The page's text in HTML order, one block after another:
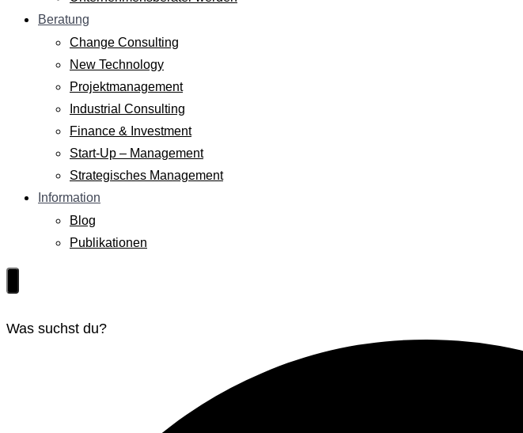
Beratung
Change Consulting
New Technology
Projektmanagement
Industrial Consulting
Finance & Investment
Start-Up – Management
Strategisches Management
Information
Blog
Publikationen
Was suchst du?